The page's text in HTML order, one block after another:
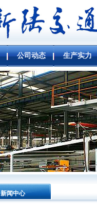
公司动态 生产实力
新闻中心